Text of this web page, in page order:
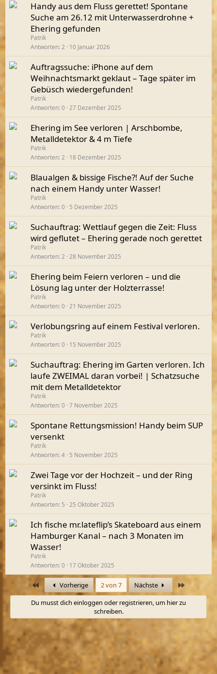
Handy aus dem Fluss gerettet! Spontane
Suche am 26.12 mit Unterwasserdrohne +
Ehering gefunden
Patrik
Antworten 2 10 Januar 2026
Auftragssuche: iPhone auf dem
Weihnachtsmarkt geklaut – Tage später im
Gebüsch wiedergefunden!
Patrik
Antworten 0 27 Dezember 2025
Ehering im See verloren | Arschbombe,
Metalldetektor & 4 m Tiefe
Patrik
Antworten 2 18 Dezember 2025
Blaualgen & bissige Fische?! Auf der Suche
nach einem Handy unter Wasser!
Patrik
Antworten 0 5 Dezember 2025
Suchauftrag: Wettlauf gegen die Zeit: Fluss
wird geflutet – Ehering gerade noch gerettet
Patrik
Antworten 2 28 November 2025
Ehering beim Feiern verloren – und die
Lösung lag unter der Holzterrasse!
Patrik
Antworten 0 21 November 2025
Verlobungsring auf einem Festival verloren.
Patrik
Antworten 0 15 November 2025
Suchauftrag: Ehering im Garten verloren. Ich
laufe ZWEIMAL daran vorbei! | Schatzsuche
mit dem Metalldetektor
Patrik
Antworten 0 7 November 2025
Spontane Rettungsmission! Handy beim SUP
versenkt
Patrik
Antworten 4 5 November 2025
Zwei Tage vor der Hochzeit – und der Ring
versinkt im Fluss!
Patrik
Antworten 5 25 Oktober 2025
Ich fische mr.lateflip’s Skateboard aus einem
Hamburger Kanal – nach 3 Monaten im
Wasser!
Patrik
Antworten 0 17 Oktober 2025
Erste Vorherige 2 von 7 Nächste
Du musst dich einloggen oder registrieren, um hier zu
schreiben.